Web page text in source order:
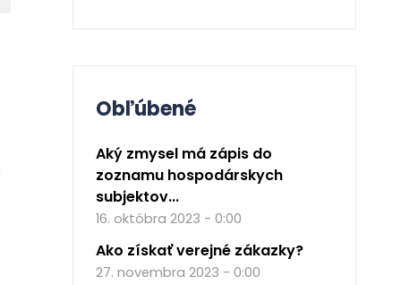
Obľúbené
Aký zmysel má zápis do
zoznamu hospodárskych
subjektov...
16. októbra 2023 - 0:00
Ako získať verejné zákazky?
27. novembra 2023 - 0:00